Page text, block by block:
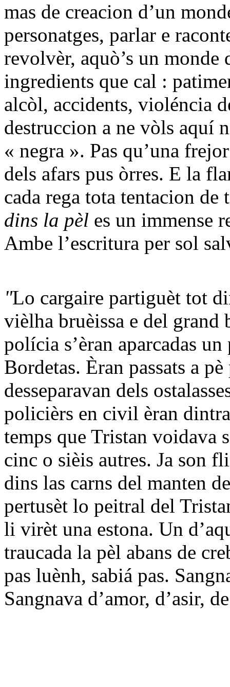
mas de creacion d’un
personatges, parlar e
revolvèr, aquò’s un monde
ingredients que cal :
alcòl, accidents, violéncia
destruccion a ne vòls aquí
« negra ». Pas qu’una
dels afars pus òrres. E la
cada rega tota tentacion de
dins la pèl es un immense
Ambe l’escritura per sol
"Lo cargaire partiguèt tot
vièlha bruèissa e del grand
polícia s’èran aparcadas
Bordetas. Èran passats a
desseparavan dels
policièrs en civil èran
temps que Tristan voidava
cinc o sièis autres. Ja son
dins las carns del manten
pertusèt lo peitral del
li virèt una estona. Un
traucada la pèl abans de
pas luènh, sabiá pas.
Sangnava d’amor, d’asir,